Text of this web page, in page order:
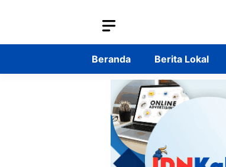
Beranda Berita Lokal